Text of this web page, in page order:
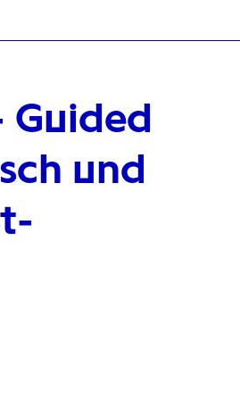
Guided
und